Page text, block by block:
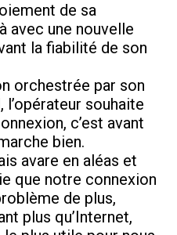
de sa
avec une nouvelle
la fiabilité de son
orchestrée par son
souhaite
c’est avant
bien.
avare en aléas et
que notre connexion
de plus,
plus qu’Internet,